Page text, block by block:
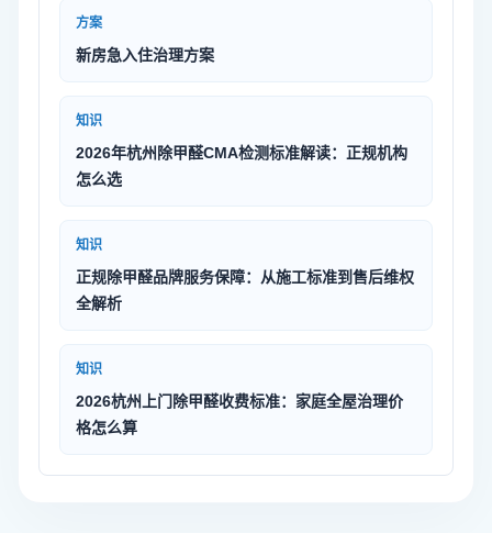
方案
新房急入住治理方案
知识
2026年杭州除甲醛CMA检测标准解读：正规机构
怎么选
知识
正规除甲醛品牌服务保障：从施工标准到售后维权
全解析
知识
2026杭州上门除甲醛收费标准：家庭全屋治理价
格怎么算